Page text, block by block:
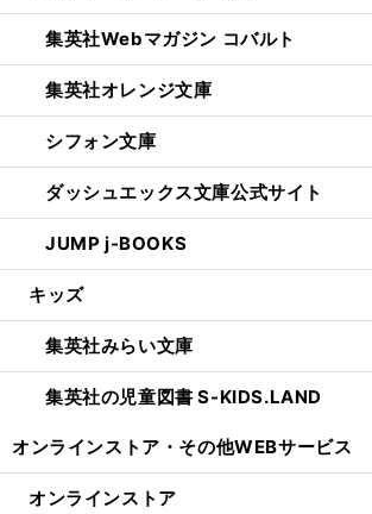
集英社Webマガジン コバルト
集英社オレンジ文庫
シフォン文庫
ダッシュエックス文庫公式サイト
JUMP j-BOOKS
キッズ
集英社みらい文庫
集英社の児童図書 S-KIDS.LAND
オンラインストア・ その他WEBサービス
オンラインストア